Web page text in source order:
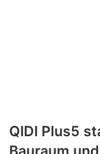
QIDI Plus5